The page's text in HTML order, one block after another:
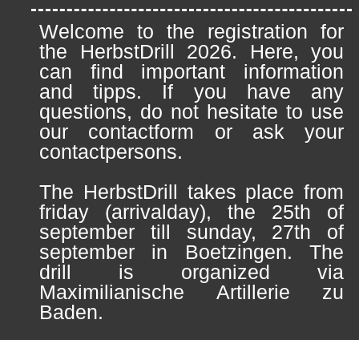
Welcome to the registration for
the HerbstDrill 2026. Here, you
can find important information
and tipps. If you have any
questions, do not hesitate to use
our contactform or ask your
contactpersons.
The HerbstDrill takes place from
friday (arrivalday), the 25th of
september till sunday, 27th of
september in Boetzingen. The
drill is organized via
Maximilianische Artillerie zu
Baden.